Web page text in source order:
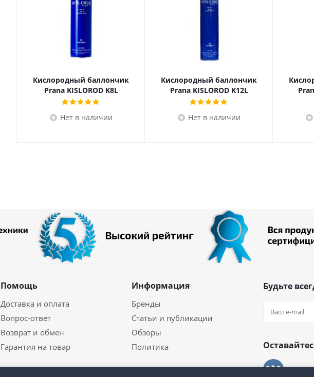
Кислородный баллончик
Prana KISLOROD K8L
Нет в наличии
Кислородный баллончик
Prana KISLOROD K12L
Нет в наличии
Помощь
Доставка и оплата
Вопрос-ответ
Возврат и обмен
Гарантия на товар
Информация
Бренды
Статьи и публикации
Обзоры
Политика
Будьте